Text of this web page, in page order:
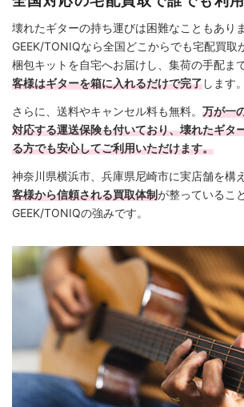
壊れたギターの持ち運びは困難なこともあり
GEEK/TONIQなら全国どこからでも宅配買取
梱包キットを自宅へお届けし、集荷の手配ま
客様はギターを箱に入れるだけで完了します。
さらに、送料やキャンセル料も無料。 万が一
対応する運送保険も付いており、壊れたギタ
る方でも安心してご利用いただけます。
神奈川県横浜市、兵庫県尼崎市に実店舗を構
客様から信頼される買取体制が整っているこ
GEEK/TONIQの強みです。